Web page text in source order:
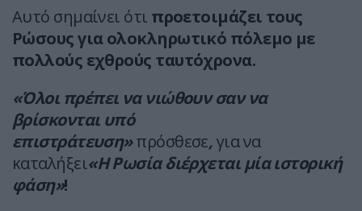
Αυτό σημαίνει ότι προετοιμάζει τους
Ρώσους για ολοκληρωτικό πόλεμο με
πολλούς εχθρούς ταυτόχρονα.
«Όλοι πρέπει να νιώθουν σαν να
βρίσκονται υπό
επιστράτευση»πρόσθεσε,για να
καταλήξει«Η Ρωσία διέρχεται μία ιστορική
φάση»!